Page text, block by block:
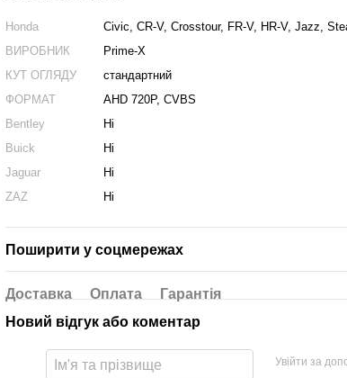
Honda
Civic, CR-V, Crosstour, FR-V, HR-V, Jazz,
ВИРОБНИК
Prime-X
КУТ ОГЛЯДУ
стандартний
ФОРМАТ
AHD 720P, CVBS
Bentley
Ні
Buick
Ні
Jaguar
Ні
ZAZ
Ні
Поширити у соцмережах
Доставка Оплата
Гарантія
Новий відгук або коментар
Увійти за